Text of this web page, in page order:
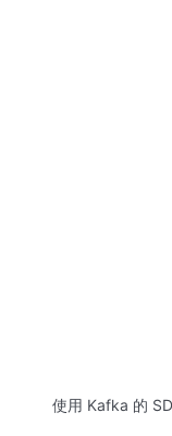
使用 Kafka 的